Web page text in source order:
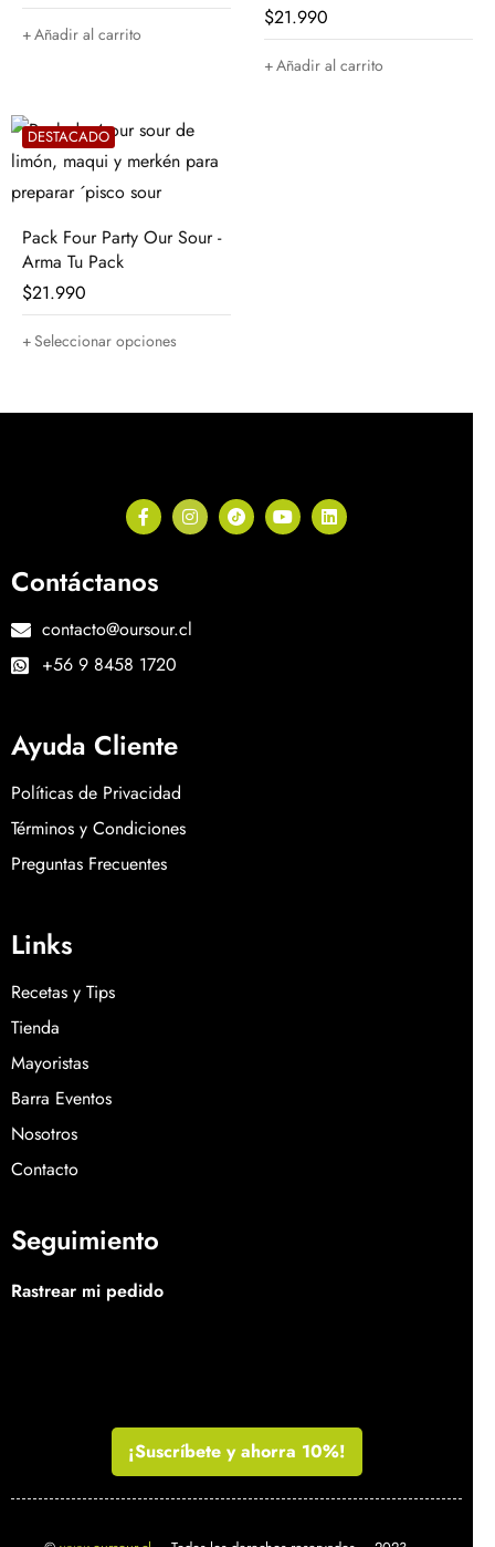
Añadir al carrito
$21.990
Añadir al carrito
DESTACADO
Pack Four Party Our Sour -
Arma Tu Pack
$21.990
Seleccionar opciones
Contáctanos
contacto@oursour.cl
+56 9 8458 1720
Ayuda Cliente
Políticas de Privacidad
Términos y Condiciones
Preguntas Frecuentes
Links
Recetas y Tips
Tienda
Mayoristas
Barra Eventos
Nosotros
Contacto
Seguimiento
Rastrear mi pedido
¡Suscríbete y ahorra 10%!